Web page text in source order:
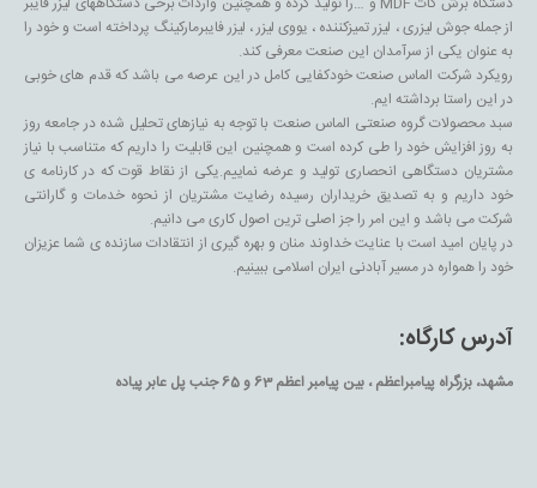
از جمله جوش لیزری ، لیزر تمیزکننده ، یووی لیزر ، لیزر فایبرمارکینگ پرداخته است و خود را
به عنوان یکی از سرآمدان این صنعت معرفی کند.
رویکرد شرکت الماس صنعت خودکفایی کامل در این عرصه می باشد که قدم های خوبی
در این راستا برداشته ایم.
سبد محصولات گروه صنعتی الماس صنعت با توجه به نیازهای تحلیل شده در جامعه روز
به روز افزایش خود را طی کرده است و همچنین این قابلیت را داریم که متناسب با نیاز
مشتریان دستگاهی انحصاری تولید و عرضه نماییم.یکی از نقاط قوت که در کارنامه ی
خود داریم و به تصدیق خریداران رسیده رضایت مشتریان از نحوه خدمات و گارانتی
شرکت می باشد و این امر را جز اصلی ترین اصول کاری می دانیم.
در پایان امید است با عنایت خداوند منان و بهره گیری از انتقادات سازنده ی شما عزیزان
خود را همواره در مسیر آبادنی ایران اسلامی ببینیم.
آدرس کارگاه:
مشهد، بزرگراه پیامبراعظم ، بین پیامبر اعظم 63 و 65 جنب پل عابر پیاده